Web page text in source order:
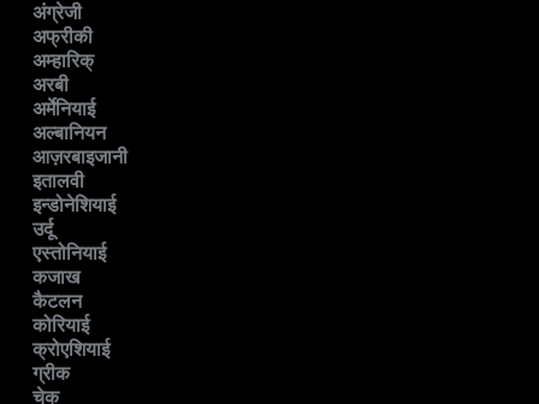
अंग्रेजी
अफ्रीकी
अम्हारिक्
अरबी
अर्मेनियाई
अल्बानियन
आज़रबाइजानी
इतालवी
इन्डोनेशियाई
उर्दू
एस्तोनियाई
कजाख
कैटलन
कोरियाई
क्रोएशियाई
ग्रीक
चेक